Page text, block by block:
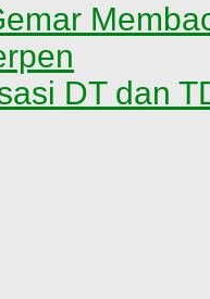
DT dan